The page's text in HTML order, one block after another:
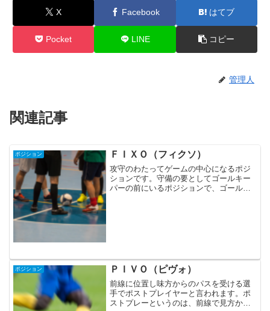
X Facebook はてブ
Pocket LINE コピー
管理人
関連記事
ポジション ＦＩＸＯ（フィクソ）
攻守のわたってゲームの中心になるポジ
ションです。守備の要としてゴールキー
パーの前にいるポジションで、ゴールキ
ポジション ＰＩＶＯ（ピヴォ）
前線に位置し味方からのパスを受ける選
手でポストプレイヤーと言われます。ポ
ストプレーというのは、前線で見方から